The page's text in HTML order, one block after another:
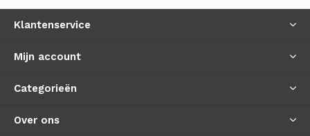
Klantenservice
Mijn account
Categorieën
Over ons